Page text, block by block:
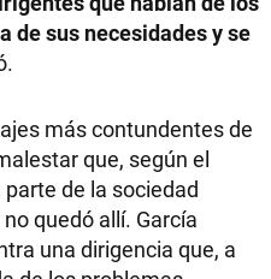
de sus necesidades y se
más contundentes de
que, según el
de la sociedad
quedó allí. García
una dirigencia que, a